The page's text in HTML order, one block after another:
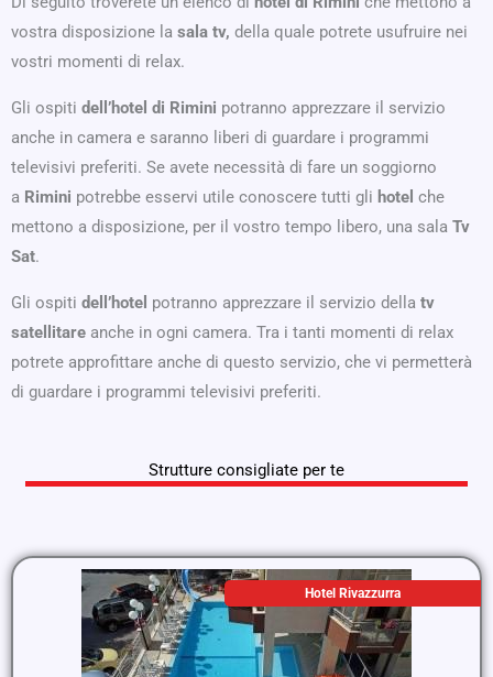
vostra disposizione la sala tv, della quale potrete usufruire nei
vostri momenti di relax.
Gli ospiti dell’hotel di Rimini potranno apprezzare il servizio
anche in camera e saranno liberi di guardare i programmi
televisivi preferiti. Se avete necessità di fare un soggiorno
a Rimini potrebbe esservi utile conoscere tutti gli hotel che
mettono a disposizione, per il vostro tempo libero, una sala Tv
Sat.
Gli ospiti dell’hotel potranno apprezzare il servizio della tv
satellitare anche in ogni camera. Tra i tanti momenti di relax
potrete approfittare anche di questo servizio, che vi permetterà
di guardare i programmi televisivi preferiti.
Strutture consigliate per te
Hotel Rivazzurra